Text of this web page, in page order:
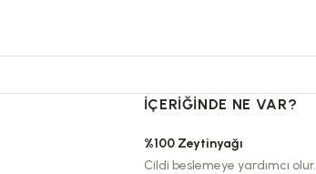
İÇERIĞINDE NE VAR?
%100 Zeytinyağı
Cildi beslemeye yardımcı olur.